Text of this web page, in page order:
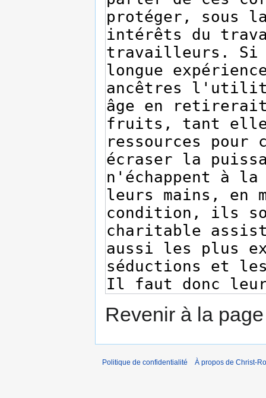
Revenir à la
Politique de confidentialité À propos de Christ-